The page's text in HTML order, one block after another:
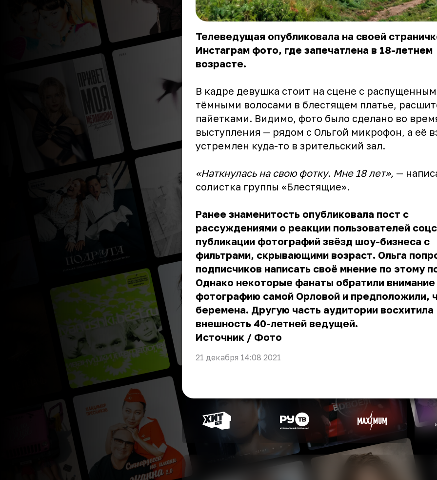
Телеведущая опубликовала на своей
Инстаграм фото, где запечатлена в 18-летнем
возрасте.
В кадре девушка стоит на сцене с
тёмными волосами в блестящем платье,
пайетками. Видимо, фото было сделано во
выступления — рядом с Ольгой микрофон, а её
устремлен куда-то в зрительский зал.
«Наткнулась на свою фотку. Мне 18 лет», —
солистка группы «Блестящие».
Ранее знаменитость опубликовала пост с
рассуждениями о реакции пользователей
публикации фотографий звёзд шоу-бизнеса с
фильтрами, скрывающими возраст. Ольга
подписчиков написать своё мнение по этому
Однако некоторые фанаты обратили внимание
фотографию самой Орловой и предположили,
беремена. Другую часть аудитории восхитила
внешность 40-летней ведущей.
Источник / Фото
21 декабря 14:08 2021